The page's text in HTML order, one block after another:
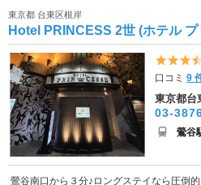
東京都 台東区根岸
Hotel PRINCESS 2世 (ホテル
口コミ9
東京都台
03-
鶯谷
鶯谷南口から３分♪ロングステイなら圧倒